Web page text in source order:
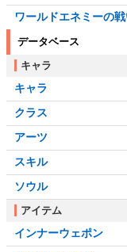
ワールドエネミーの
データベース
キャラ
キャラ
クラス
アーツ
スキル
ソウル
アイテム
インナーウェポン